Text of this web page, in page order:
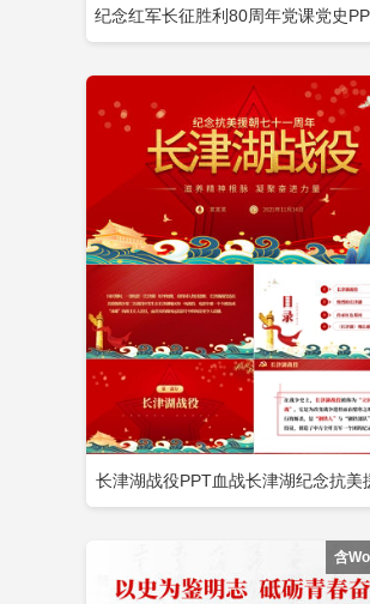
纪念红军长征胜利80周年党课党史
添加收藏 立即
长津湖战役PPT血战长津湖纪念抗美
添加收藏 立即
含